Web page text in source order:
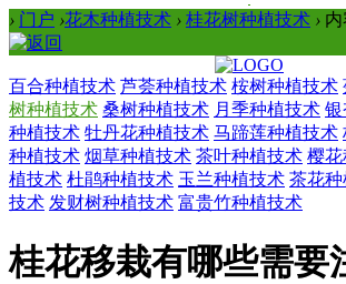
› 门户 ›花木种植技术 › 桂花树种植技术 › 内
百合种植技术 芦荟种植技术 桉树种植技术
树种植技术 桑树种植技术 月季种植技术 银
种植技术 牡丹花种植技术 马蹄莲种植技术
种植技术 烟草种植技术 茶叶种植技术 樱
植技术 杜鹃种植技术 玉兰种植技术 茶花
技术 发财树种植技术 富贵竹种植技术
桂花移栽有哪些需要